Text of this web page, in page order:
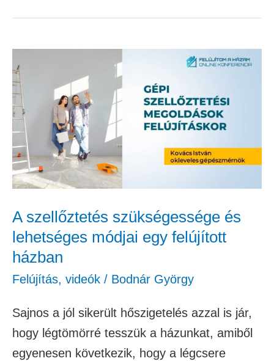
A szellőztetés szükségessége és
lehetséges módjai egy felújított
házban
Felújítás, videók / Bodnár György
Sajnos a jól sikerült hőszigetelés azzal is jár,
hogy légtömörré tesszük a házunkat, amiből
egyenesen következik, hogy a légcsere
szellőztetés
szükségessége
és
lehetséges
módjai
egy
házban